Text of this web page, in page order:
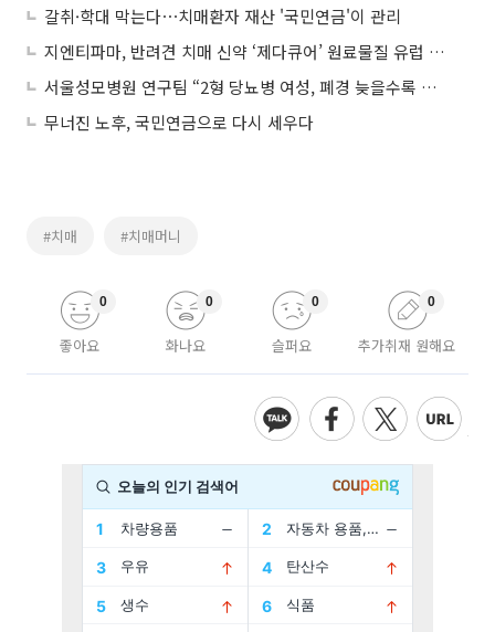
갈취·학대 막는다⋯치매환자 재산 '국민연금'이 관리
지엔티파마, 반려견 치매 신약 ‘제다큐어’ 원료물질 유럽 제조 특허 취득
서울성모병원 연구팀 “2형 당뇨병 여성, 폐경 늦을수록 치매 위험 낮아”
무너진 노후, 국민연금으로 다시 세우다
#치매 #치매머니
좋아요
0
화나요
0
슬퍼요
0
추가취재 원해요
0